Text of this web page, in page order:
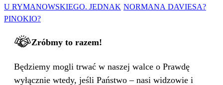
U RYMANOWSKIEGO. JEDNAK
PINOKIO?
NORMANA DAVIESA?
Zróbmy to razem!
Będziemy mogli trwać w naszej walce o Prawdę
wyłącznie wtedy, jeśli Państwo – nasi widzowie i